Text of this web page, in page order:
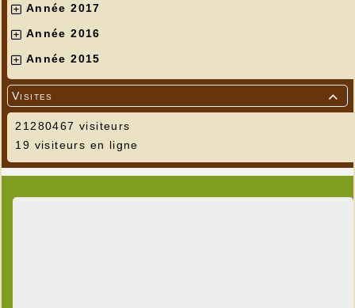
Année 2017
Année 2016
Année 2015

Visites
21280467 visiteurs
19 visiteurs en ligne